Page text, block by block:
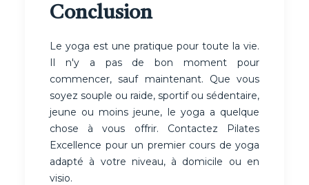
Conclusion
Le yoga est une pratique pour toute la vie.
Il n'y a pas de bon moment pour
commencer, sauf maintenant. Que vous
soyez souple ou raide, sportif ou sédentaire,
jeune ou moins jeune, le yoga a quelque
chose à vous offrir. Contactez Pilates
Excellence pour un premier cours de yoga
adapté à votre niveau, à domicile ou en
visio.